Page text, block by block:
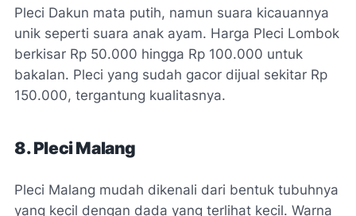
Pleci Dakun mata putih, namun suara kicauannya
unik seperti suara anak ayam. Harga Pleci Lombok
berkisar Rp 50.000 hingga Rp 100.000 untuk
bakalan. Pleci yang sudah gacor dijual sekitar Rp
150.000, tergantung kualitasnya.
8. Pleci Malang
Pleci Malang mudah dikenali dari bentuk tubuhnya
yang kecil dengan dada yang terlihat kecil. Warna